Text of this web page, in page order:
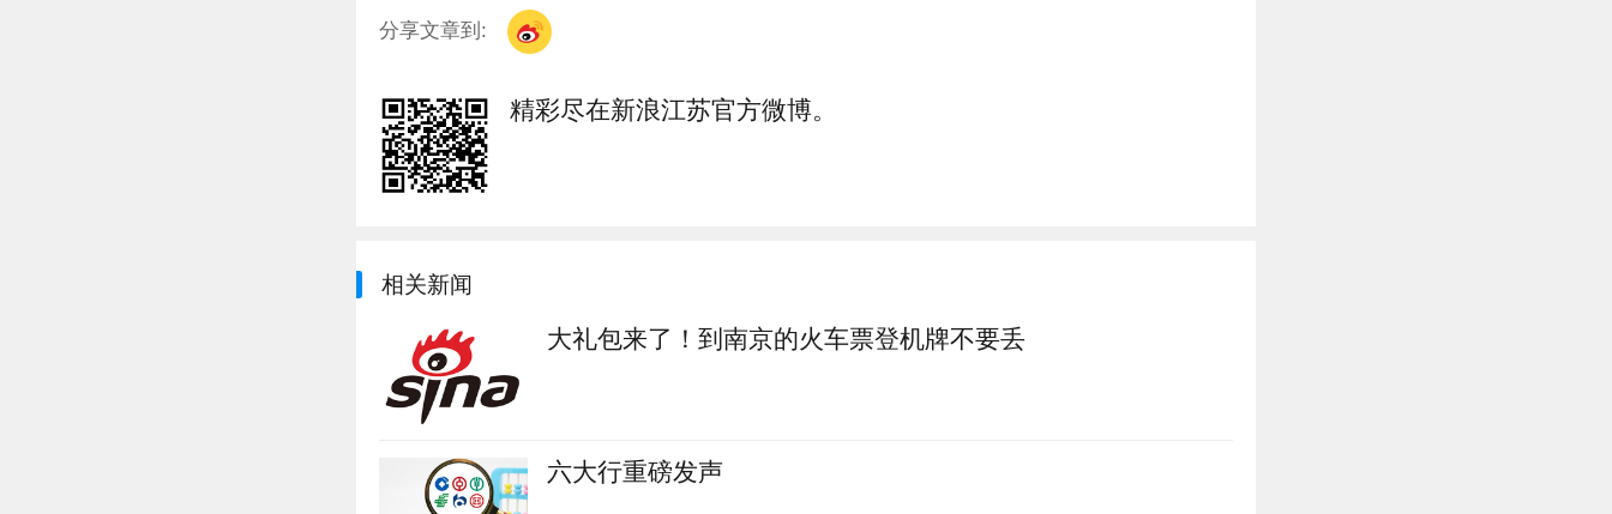
分享文章到:
精彩尽在新浪江苏官方微博。
相关新闻
大礼包来了！到南京的火车票登机牌不要丢
六大行重磅发声